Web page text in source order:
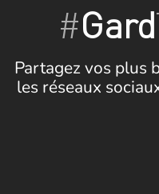
#Gard
Partagez vos plus
les réseaux